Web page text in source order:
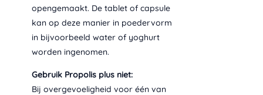
opengemaakt. De tablet of capsule
kan op deze manier in poedervorm
in bijvoorbeeld water of yoghurt
worden ingenomen.
Gebruik Propolis plus niet:
Bij overgevoeligheid voor één van